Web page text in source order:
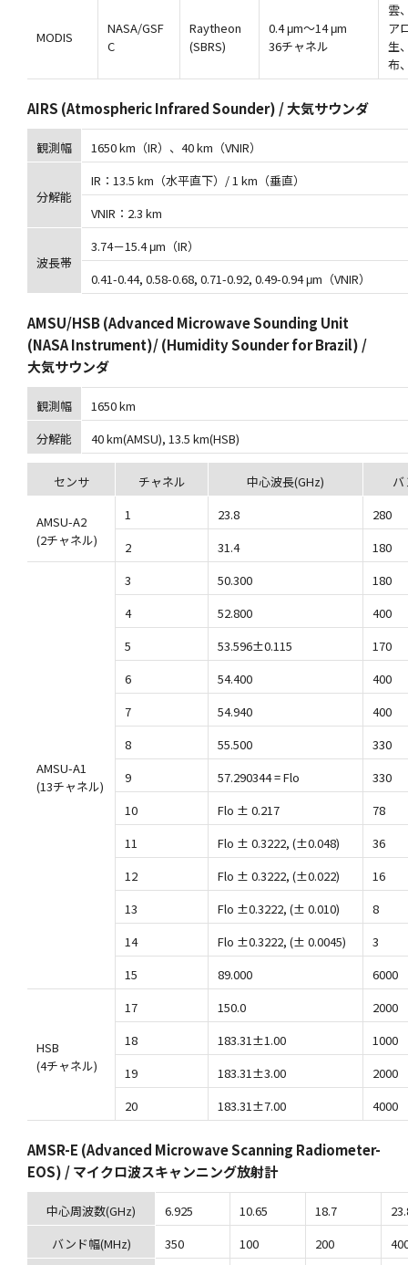
MODIS
NASA/GSF
C
Raytheon
(SBRS)
0.4 μm～14 μm
36チャネル
雲
ア
生
布
AIRS (Atmospheric Infrared Sounder) / 大気サウンダ
観測幅 1650 km（IR）、40 km（VNIR）
分解能
IR：13.5 km（水平直下）/ 1 km（垂直）
VNIR：2.3 km
波長帯
3.74－15.4 μm（IR）
0.41-0.44, 0.58-0.68, 0.71-0.92, 0.49-0.94 μm（VNIR）
AMSU/HSB (Advanced Microwave Sounding Unit
(NASA Instrument)/ (Humidity Sounder for Brazil) /
大気サウンダ
観測幅
1650 km
分解能
40 km(AMSU), 13.5 km(HSB)
センサ チャネル 中心波長(GHz) バ
AMSU-A2
(2チャネル)
1 23.8
280
2
31.4 180
AMSU-A1
(13チャネル)
3 50.300
180
4
52.800
400
5
53.596±0.115
170
6
54.400
400
7
54.940
400
8
55.500
330
9
57.290344 = Flo
330
10
Flo ± 0.217
78
11
Flo ± 0.3222, (±0.048)
36
12
Flo ± 0.3222, (±0.022)
16
13
Flo ±0.3222, (± 0.010)
8
14
Flo ±0.3222, (± 0.0045)
3
15
89.000 6000
HSB
(4チャネル)
17 150.0
2000
18
183.31±1.00
1000
19
183.31±3.00
2000
20
183.31±7.00 4000
AMSR-E (Advanced Microwave Scanning Radiometer-
EOS) / マイクロ波スキャンニング放射計
中心周波数(GHz) 6.925 10.65 18.7
バンド幅(MHz)
350 100 200